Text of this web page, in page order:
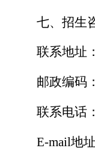
七、招生
联系地址
邮政编码
联系电话
E-mail地